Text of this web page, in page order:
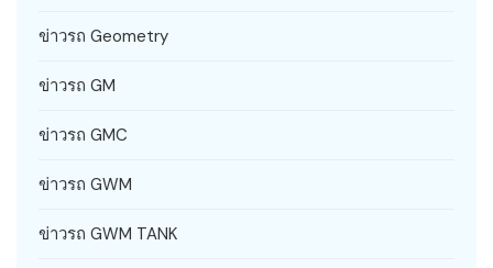
ข่าวรถ Geometry
ข่าวรถ GM
ข่าวรถ GMC
ข่าวรถ GWM
ข่าวรถ GWM TANK